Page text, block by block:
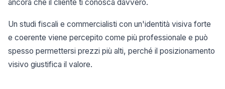
ancora che il cliente ti conosca davvero.
Un studi fiscali e commercialisti con un'identità visiva forte
e coerente viene percepito come più professionale e può
spesso permettersi prezzi più alti, perché il posizionamento
visivo giustifica il valore.